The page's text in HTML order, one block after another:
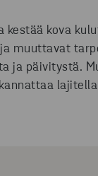
kestää kova
muuttavat
ja päivitystä.